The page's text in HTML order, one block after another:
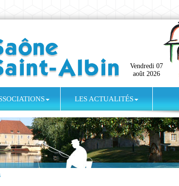
Vendredi 07
août 2026
LES ACTUALITÉS